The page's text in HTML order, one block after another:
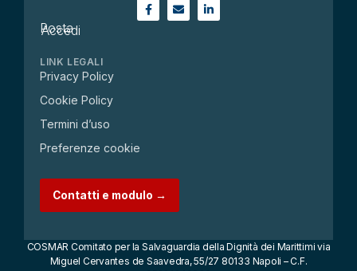
Posta
Accedi
LINK LEGALI
Privacy Policy
Cookie Policy
Termini d’uso
Preferenze cookie
Contatti e modulo →
COSMAR Comitato per la Salvaguardia della Dignità dei Marittimi via
Miguel Cervantes de Saavedra, 55/27 80133 Napoli – C.F.